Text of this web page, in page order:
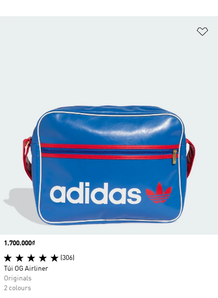
Price
1.700.000₫
(306)
Túi OG Airliner
Originals
2 colours